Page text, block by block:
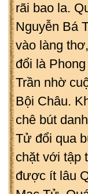
rãi bao la.
Nguyễn Bá
vào làng
đổi là
Trần nhờ
Bội Châu.
chê bút
Tử đổi qua
chặt với tập
được ít lâu